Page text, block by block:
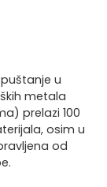
u
metala
prelazi 100
osim u
od